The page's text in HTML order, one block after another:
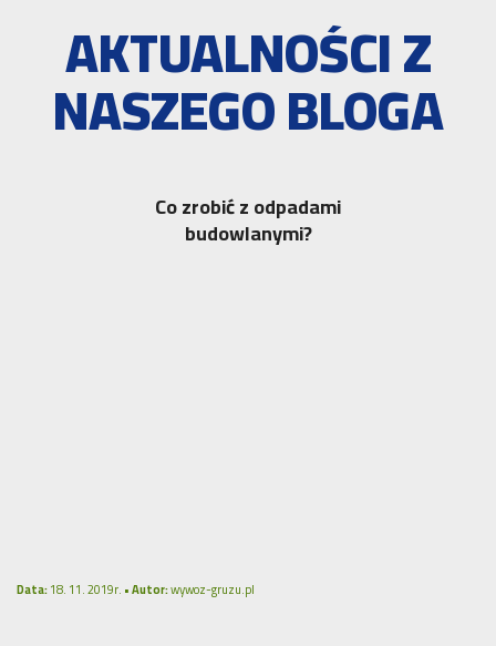
AKTUALNOŚCI Z
NASZEGO BLOGA
Co zrobić z odpadami
budowlanymi?
Data:18. 11. 2019r. •Autor:wywoz-gruzu.pl